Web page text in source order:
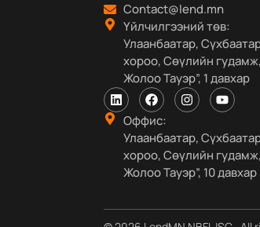
Contact@lend.mn
Үйлчилгээний төв:
Улаанбаатар,
хороо, Сөүлийн
Жолоо Тауэр”, 1 давхар
Оффис:
Улаанбаатар,
хороо, Сөүлийн
Жолоо Тауэр”, 10 давхар